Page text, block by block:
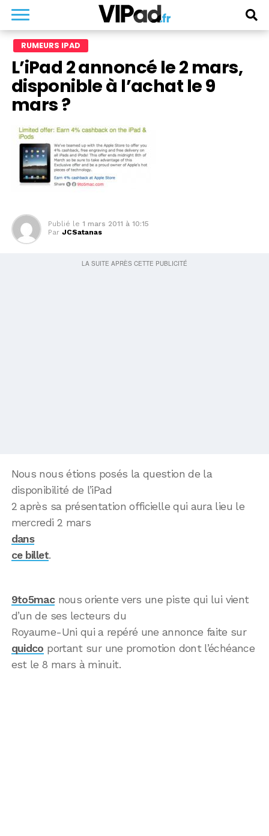
RUMEURS IPAD
L’iPad 2 annoncé le 2 mars,
disponible à l’achat le 9
mars ?
Publié le 1 mars 2011 à 10:15
Par JCSatanas
Nous nous étions posés la question de la
disponibilité de l’iPad
2 après sa présentation officielle qui aura lieu le
mercredi 2 mars
dans
ce billet.
9to5macnous oriente vers une piste qui lui vient
d’un de ses lecteurs du
Royaume-Uni qui a repéré une annonce faite sur
quidco portant sur une promotion dont l’échéance
est le 8 mars à minuit.